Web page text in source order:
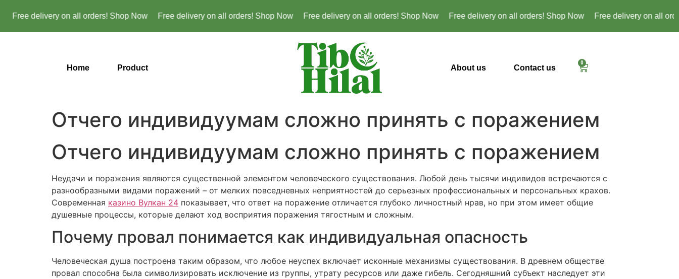
Free delivery on all orders! Shop Now Free delivery on all orders! Shop Now Free delivery on all orders! Shop Now Free delivery on all orders! Shop Now Free delivery on all
Home Product About us Contact us
0
Отчего индивидуумам сложно принять с поражением
Отчего индивидуумам сложно принять с поражением
Неудачи и поражения являются существенной элементом человеческого существования. Любой день тысячи индивидов встречаются с
разнообразными видами поражений – от мелких повседневных неприятностей до серьезных профессиональных и персональных крахов.
Современная казино Вулкан 24 показывает, что ответ на поражение отличается глубоко личностный нрав, но при этом имеет общие
душевные процессы, которые делают ход восприятия поражения тягостным и сложным.
Почему провал понимается как индивидуальная опасность
Человеческая душа построена таким образом, что любое неуспех включает исконные механизмы существования. В древнем обществе
провал способна была символизировать исключение из группы, утрату ресурсов или даже гибель. Сегодняшний субъект наследует эти